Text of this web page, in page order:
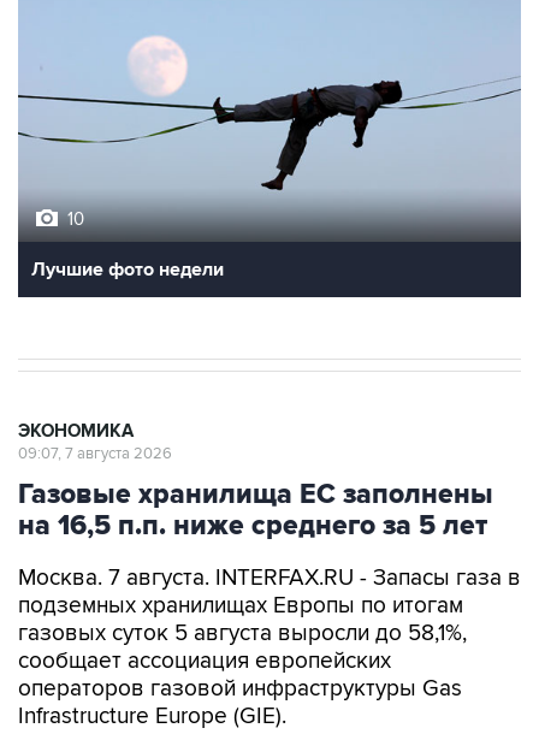
10
Лучшие фото недели
ЭКОНОМИКА
09:07, 7 августа 2026
Газовые хранилища ЕС заполнены
на 16,5 п.п. ниже среднего за 5 лет
Москва. 7 августа. INTERFAX.RU - Запасы газа в
подземных хранилищах Европы по итогам
газовых суток 5 августа выросли до 58,1%,
сообщает ассоциация европейских
операторов газовой инфраструктуры Gas
Infrastructure Europe (GIE).